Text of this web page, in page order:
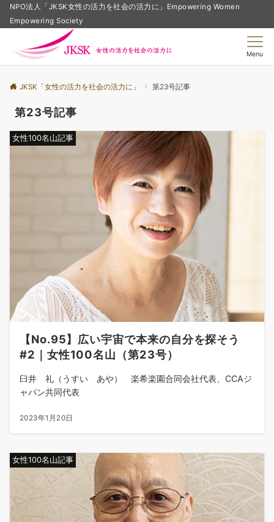
NPO法人「JKSK女性の活力を社会の活力に」Empowering Women
Empowering Society
Menu
JKSK「女性の活力を社会の活力に」 第23号記事
第23号記事
女性100名山記事
【No.95】広い宇宙で本来の自分を探そう
#2｜女性100名山（第23号）
臼井 礼（うすい あや） 楽希楽園合同会社代表、CCAジ
ャパン共同代表
2023年1月20日
女性100名山記事